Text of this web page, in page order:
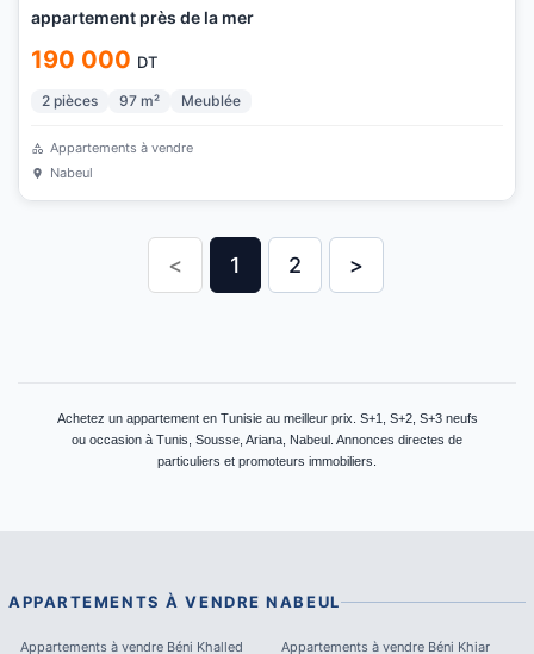
appartement près de la mer
190 000 DT
2 pièces 97 m² Meublée
Appartements à vendre
Nabeul
< 1 2 >
Achetez un appartement en Tunisie au meilleur prix. S+1, S+2, S+3 neufs
ou occasion à Tunis, Sousse, Ariana, Nabeul. Annonces directes de
particuliers et promoteurs immobiliers.
APPARTEMENTS À VENDRE NABEUL
Appartements à vendre Béni Khalled Appartements à vendre Béni Khiar